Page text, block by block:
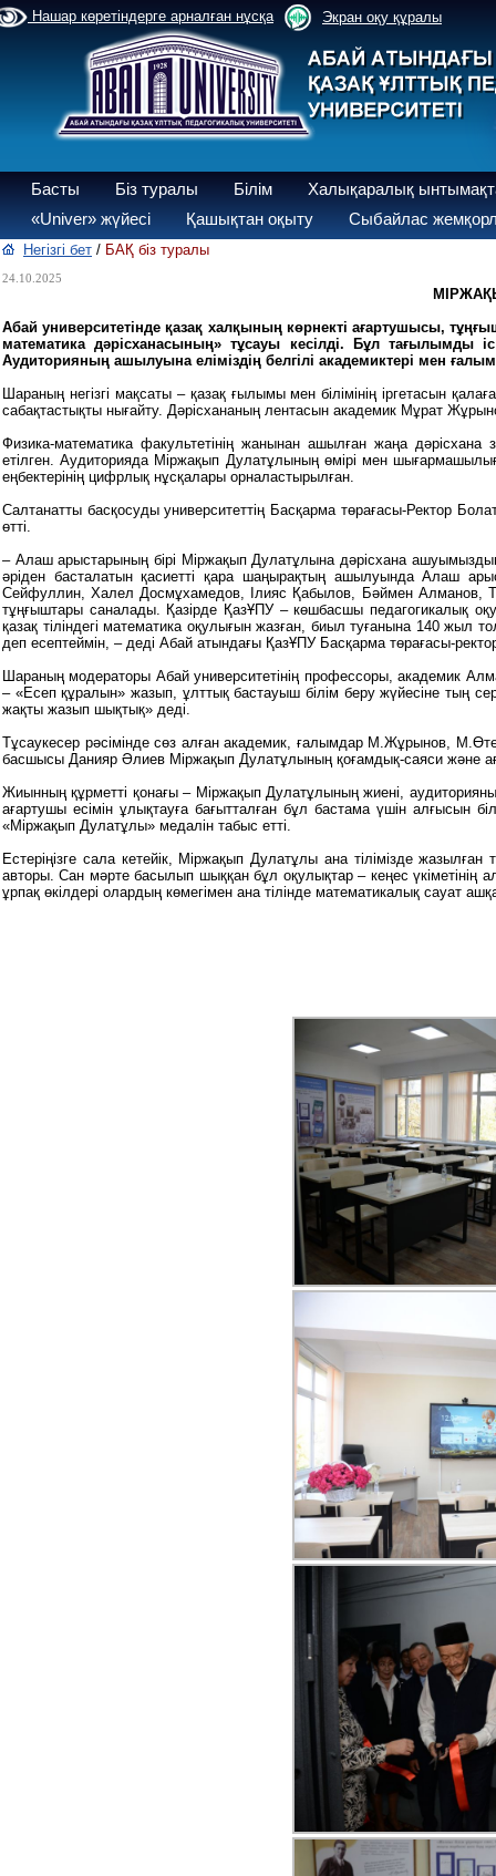
Нашар көретіндерге арналған нұсқа Экран оқу құралы
Басты Біз туралы Білім
Халықаралық
«Univer» жүйесі
Қашықтан оқыту Сыбайлас
Негізгі бет / БАҚ біз туралы
24.10.2025
Абай университетінде қазақ халқының көрнекті ағартушысы,
математика дәрісханасының» тұсауы кесілді. Бұл тағылымды
Аудиторияның ашылуына еліміздің белгілі академиктері мен
Шараның негізгі мақсаты – қазақ ғылымы мен білімінің іргетасын
сабақтастықты нығайту. Дәрісхананың лентасын академик Мұрат
Физика-математика факультетінің жанынан ашылған жаңа
етілген. Аудиторияда Міржақып Дулатұлының өмірі мен
еңбектерінің цифрлық нұсқалары орналастырылған.
Салтанатты басқосуды университеттің Басқарма төрағасы-Ректор
өтті.
– Алаш арыстарының бірі Міржақып Дулатұлына дәрісхана
әріден басталатын қасиетті қара шаңырақтың ашылуында Алаш
Сейфуллин, Халел Досмұхамедов, Ілияс Қабылов, Бәймен Алманов,
тұңғыштары саналады. Қазірде ҚазҰПУ – көшбасшы педагогикалық
қазақ тіліндегі математика оқулығын жазған, биыл туғанына 140 жыл
деп есептеймін, – деді Абай атындағы ҚазҰПУ Басқарма төрағасы-
Шараның модераторы Абай университетінің профессоры, академик
– «Есеп құралын» жазып, ұлттық бастауыш білім беру жүйесіне тың
жақты жазып шықтық» деді.
Тұсаукесер рәсімінде сөз алған академик, ғалымдар М.Жұрынов,
басшысы Данияр Әлиев Міржақып Дулатұлының қоғамдық-саяси және
Жиынның құрметті қонағы – Міржақып Дулатұлының жиені,
ағартушы есімін ұлықтауға бағытталған бұл бастама үшін алғысын
«Міржақып Дулатұлы» медалін табыс етті.
Естеріңізге сала кетейік, Міржақып Дулатұлы ана тілімізде
авторы. Сан мәрте басылып шыққан бұл оқулықтар – кеңес үкіметінің
ұрпақ өкілдері олардың көмегімен ана тілінде математикалық сауат